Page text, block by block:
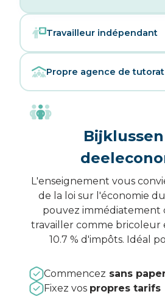
Travailleur indépendant
Propre agence de tutorat
L'enseignement vous
de la loi sur l'économie
pouvez immédiatement
travailler comme bricoleur
10.7 % d'impôts. Idéal
Commencez sans
Fixez vos propres tarifs